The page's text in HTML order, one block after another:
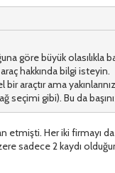
göre büyük olasılıkla
hakkında bilgi isteyin.
araçtır ama
gibi). Bu da
Her iki firmayı
sadece 2 kaydı